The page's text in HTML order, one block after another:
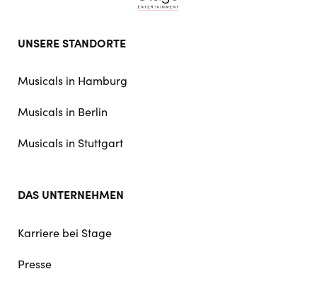
doormat
UNSERE STANDORTE
Musicals in Hamburg
Musicals in Berlin
Musicals in Stuttgart
DAS UNTERNEHMEN
Karriere bei Stage
Presse